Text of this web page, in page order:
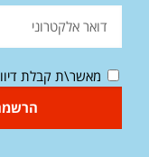
מאשר\ת קבלת